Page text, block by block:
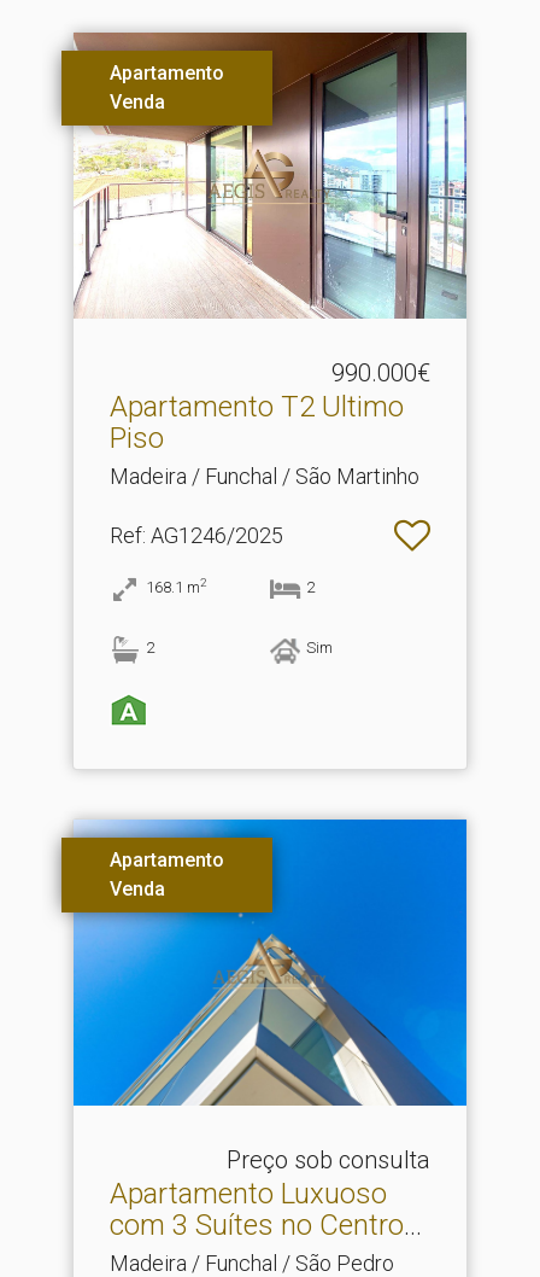
Apartamento
Venda
990.000€
Apartamento T2 Ultimo
Piso
Madeira / Funchal / São Martinho
Ref: AG1246/2025
168.1 m2 2
2 Sim
Apartamento
Venda
Preço sob consulta
Apartamento Luxuoso
com 3 Suítes no Centro
da.​..
Madeira / Funchal / São Pedro